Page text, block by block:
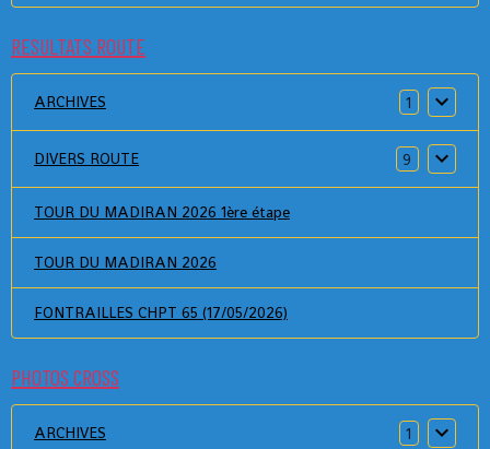
RESULTATS ROUTE
ARCHIVES 1
DIVERS ROUTE 9
TOUR DU MADIRAN 2026 1ère étape
TOUR DU MADIRAN 2026
FONTRAILLES CHPT 65 (17/05/2026)
PHOTOS CROSS
ARCHIVES 1